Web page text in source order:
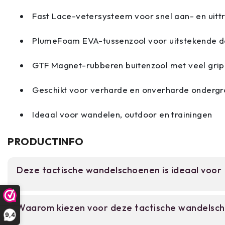
9,4
Fast Lace-vetersysteem voor snel aan- en
PlumeFoam EVA-tussenzool voor uitstekende
GTF Magnet-rubberen buitenzool met veel grip
Geschikt voor verharde en onverharde
Ideaal voor wandelen, outdoor en trainingen
PRODUCTINFO
Deze tactische wandelschoenen is ideaal voor
hebben voor zowel dagelijks gebruik als
voor hiking, trekking, tactical toepassingen en
Waarom kiezen voor deze tactische